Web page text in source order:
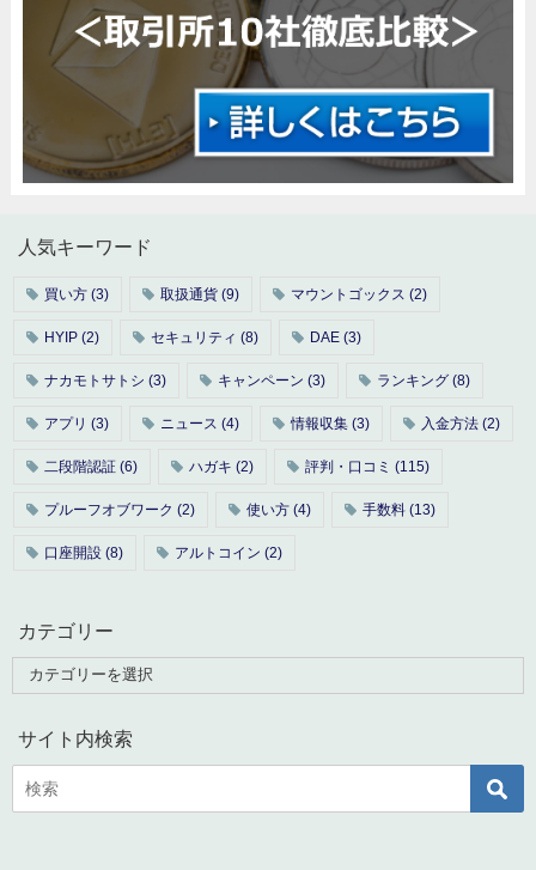
人気キーワード
買い方 (3) 取扱通貨 (9) マウントゴックス (2)
HYIP (2) セキュリティ (8) DAE (3)
ナカモトサトシ (3) キャンペーン (3) ランキング (8)
アプリ (3) ニュース (4) 情報収集 (3) 入金方法 (2)
二段階認証 (6) ハガキ (2) 評判・口コミ (115)
プルーフオブワーク (2) 使い方 (4) 手数料 (13)
口座開設 (8) アルトコイン (2)
カテゴリー
サイト内検索